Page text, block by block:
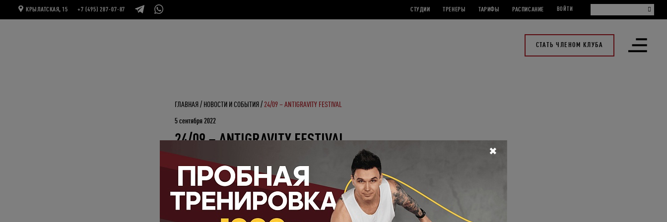
КРЫЛАТСКАЯ, 15 +7 (495) 287-07-87 СТУДИИ ТРЕНЕРЫ ТАРИФЫ РАСПИСАНИЕ ВОЙТИ
СТАТЬ ЧЛЕНОМ КЛУБА
Открыть
меню
ГЛАВНАЯ НОВОСТИ И СОБЫТИЯ 24/09 – ANTIGRAVITY FESTIVAL
5 сентября 2022
24/09 – ANTIGRAVITY FESTIVAL
Антигравити - это мир легкости, баланса и красоты. Если вы еще не знакомы с данным направлением, то самое время
это исправить!
24 сентября в 13:00 , в субботу, студия Body&Mind проводитAntigravityFestival
, где сразу три тренера студии проведут
✖